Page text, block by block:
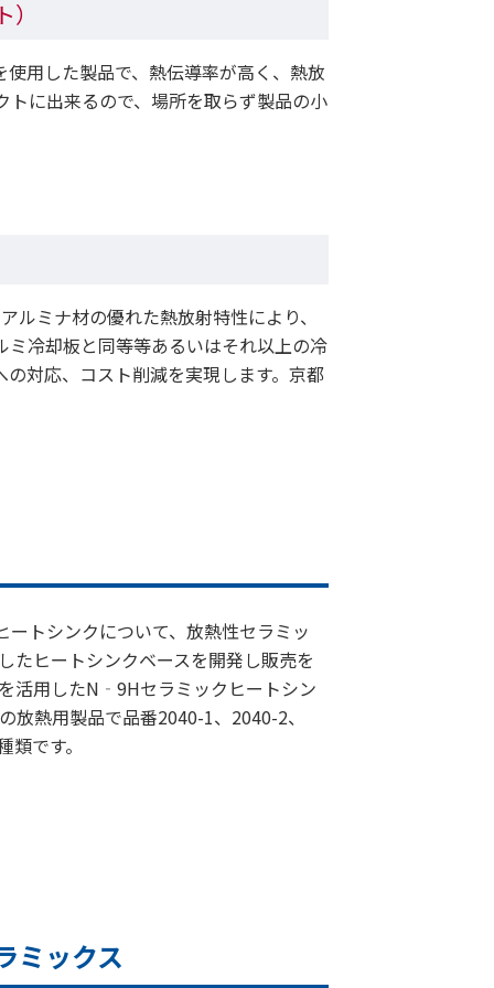
用した製品で、熱伝導率が高く、熱放
に出来るので、場所を取らず製品の小
ミナ材の優れた熱放射特性により、
冷却板と同等等あるいはそれ以上の冷
対応、コスト削減を実現します。京都
ートシンクについて、放熱性セラミッ
たヒートシンクベースを開発し販売を
活用したN‐9Hセラミックヒートシン
放熱用製品で品番2040-1、2040-2、
です。
ミックス